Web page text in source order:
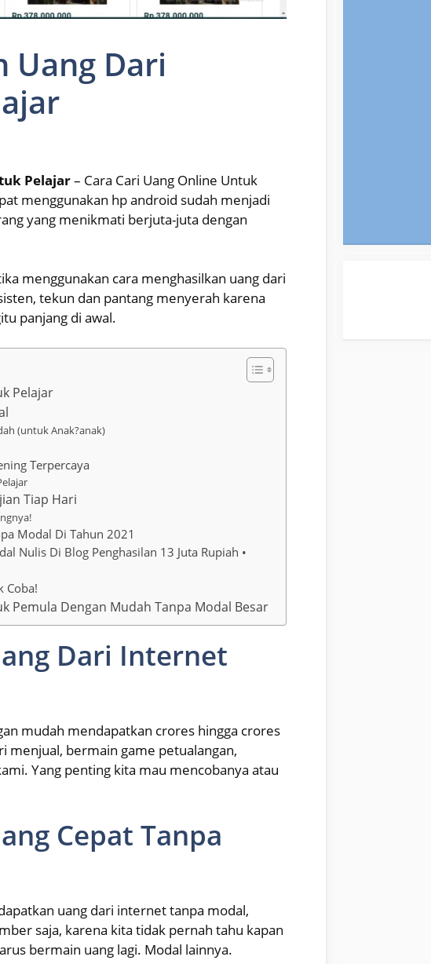
Uang Dari
Pelajar– Cara Cari Uang Online Untuk
menggunakan hp android sudah menjadi
yang menikmati berjuta-juta dengan
menggunakan cara menghasilkan uang dari
tekun dan pantang menyerah karena
panjang di awal.
Pelajar
(untuk Anak?anak)
Terpercaya
Tiap Hari
Modal Di Tahun 2021
Nulis Di Blog Penghasilan 13 Juta Rupiah •
Coba!
Pemula Dengan Mudah Tanpa Modal Besar
Dari Internet
mudah mendapatkan crores hingga crores
menjual, bermain game petualangan,
Yang penting kita mau mencobanya atau
Cepat Tanpa
uang dari internet tanpa modal,
saja, karena kita tidak pernah tahu kapan
bermain uang lagi. Modal lainnya.